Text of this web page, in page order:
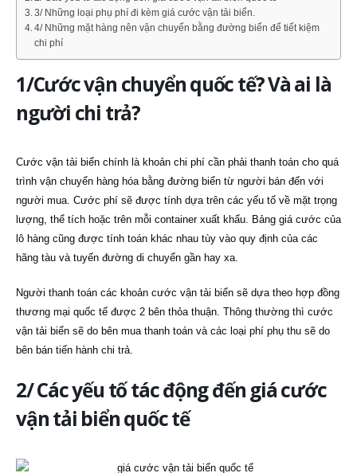
3/ Những loại phụ phí đi kèm giá cước vận tải biển.
4/ Những mặt hàng nên vận chuyển bằng đường biển để tiết kiệm
chi phí
1/Cước vận chuyển quốc tế? Và ai là
người chi trả?
Cước vận tải biển chính là khoản chi phí cần phải thanh toán cho quá
trình vận chuyển hàng hóa bằng đường biển từ người bán đến với
người mua. Cước phí sẽ được tính dựa trên các yếu tố về mặt trọng
lượng, thể tích hoặc trên mỗi container xuất khẩu. Bảng giá cước của
lô hàng cũng được tính toán khác nhau tùy vào quy định của các
hãng tàu và tuyến đường di chuyển gần hay xa.
Người thanh toán các khoản cước vận tải biển sẽ dựa theo hợp đồng
thương mại quốc tế được 2 bên thỏa thuận. Thông thường thì cước
vận tải biển sẽ do bên mua thanh toán và các loại phí phụ thu sẽ do
bên bán tiến hành chi trả.
2/ Các yếu tố tác động đến giá cước
vận tải biển quốc tế